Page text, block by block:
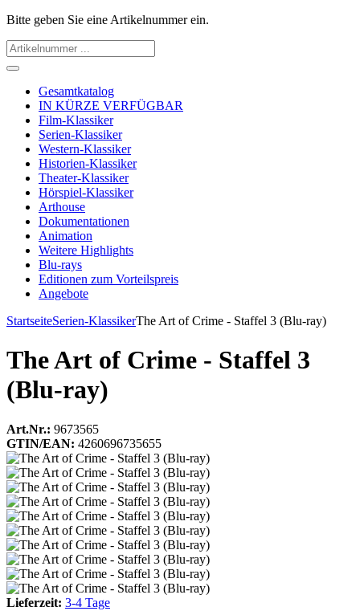
Bitte geben Sie eine Artikelnummer ein.
Gesamtkatalog
IN KÜRZE VERFÜGBAR
Film-Klassiker
Serien-Klassiker
Western-Klassiker
Historien-Klassiker
Theater-Klassiker
Hörspiel-Klassiker
Arthouse
Dokumentationen
Animation
Weitere Highlights
Blu-rays
Editionen zum Vorteilspreis
Angebote
StartseiteSerien-KlassikerThe Art of Crime - Staffel 3 (Blu-ray)
The Art of Crime - Staffel 3
(Blu-ray)
Art.Nr.: 9673565
GTIN/EAN: 4260696735655
Lieferzeit: 3-4 Tage